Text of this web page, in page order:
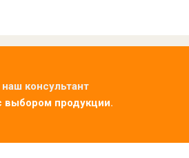
консультант
выбором продукции.